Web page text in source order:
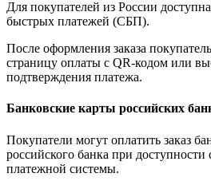
Для покупателей из России
быстрых платежей (СБП).
После оформления заказа
страницу оплаты с QR-кодом или
подтверждения платежа.
Банковские карты российских
Покупатели могут оплатить заказ
российского банка при доступности
платежной системы.